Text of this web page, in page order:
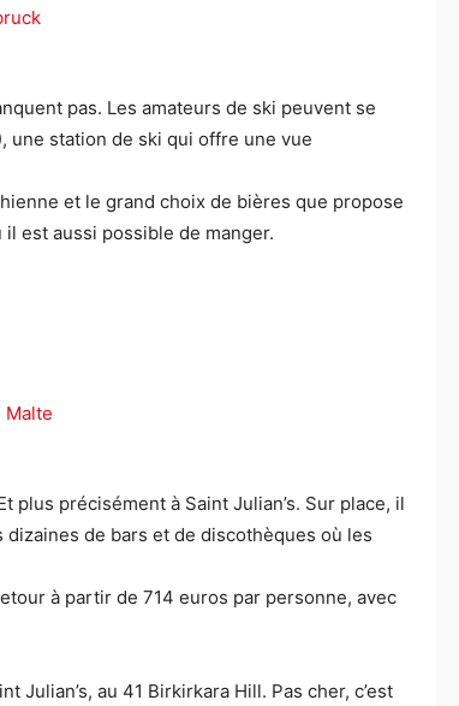
pas. Les amateurs de ski peuvent se
une station de ski qui offre une vue
et le grand choix de bières que propose
est aussi possible de manger.
plus précisément à Saint Julian’s. Sur place, il
dizaines de bars et de discothèques où les
à partir de 714 euros par personne, avec
Julian’s, au 41 Birkirkara Hill. Pas cher, c’est